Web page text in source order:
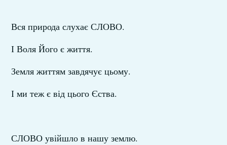
Вся природа слухає СЛОВО.
І Воля Його є життя.
Земля життям завдячує цьому.
І ми теж є від цього Єства.
СЛОВО увійшло в нашу землю.